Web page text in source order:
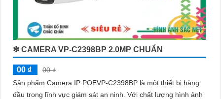
❇ CAMERA VP-C2398BP 2.0MP CHUẨN
00 ₫
00 ₫
Sản phẩm Camera IP POEVP-C2398BP là một thiết bị hàng
đầu trong lĩnh vực giám sát an ninh. Với chất lượng hình ảnh